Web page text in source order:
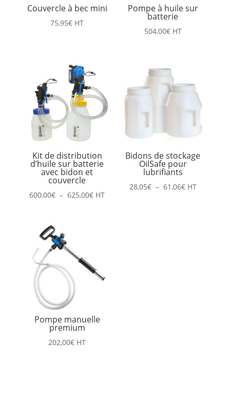
Couvercle à bec mini
75,95€ HT
Pompe à huile sur
batterie
504,00€ HT
Kit de distribution
d’huile sur batterie
avec bidon et
couvercle
600,00€ – 625,00€Plage
HT
Bidons de stockage
OilSafe pour
lubrifiants
28,05€ – 61,06€Plage
HT
Pompe manuelle
premium
202,00€ HT